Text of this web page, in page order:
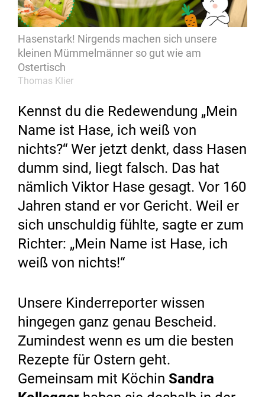
Hasenstark! Nirgends machen sich unsere
kleinen Mümmelmänner so gut wie am
Ostertisch
Thomas Klier
Kennst du die Redewendung „Mein
Name ist Hase, ich weiß von
nichts?“ Wer jetzt denkt, dass Hasen
dumm sind, liegt falsch. Das hat
nämlich Viktor Hase gesagt. Vor 160
Jahren stand er vor Gericht. Weil er
sich unschuldig fühlte, sagte er zum
Richter: „Mein Name ist Hase, ich
weiß von nichts!“
Unsere Kinderreporter wissen
hingegen ganz genau Bescheid.
Zumindest wenn es um die besten
Rezepte für Ostern geht.
Gemeinsam mit Köchin Sandra